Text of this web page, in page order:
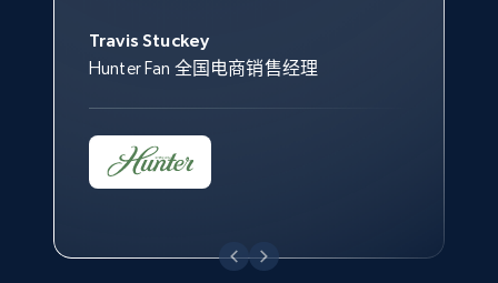
eBay - Collect records by category
URL, Product id, Title, Seller name, Seller rating,
Seller reviews, Breadcrumbs, Root category, and
Travis Stuckey
Hunter Fan 全国电商销售经理
Overstock 的客户战略与洞察总监